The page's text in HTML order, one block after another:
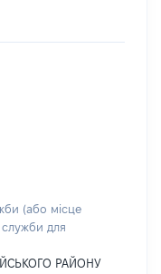
(або місце
для
РАЙОНУ